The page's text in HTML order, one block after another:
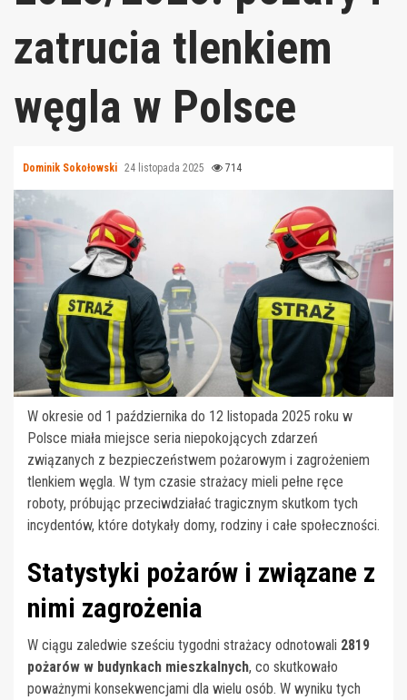
zatrucia tlenkiem
węgla w Polsce
Dominik Sokołowski 24 listopada 2025 714
W okresie od 1 października do 12 listopada 2025 roku w
Polsce miała miejsce seria niepokojących zdarzeń
związanych z bezpieczeństwem pożarowym i zagrożeniem
tlenkiem węgla. W tym czasie strażacy mieli pełne ręce
roboty, próbując przeciwdziałać tragicznym skutkom tych
incydentów, które dotykały domy, rodziny i całe społeczności.
Statystyki pożarów i związane z
nimi zagrożenia
W ciągu zaledwie sześciu tygodni strażacy odnotowali 2819
pożarów w budynkach mieszkalnych, co skutkowało
poważnymi konsekwencjami dla wielu osób. W wyniku tych